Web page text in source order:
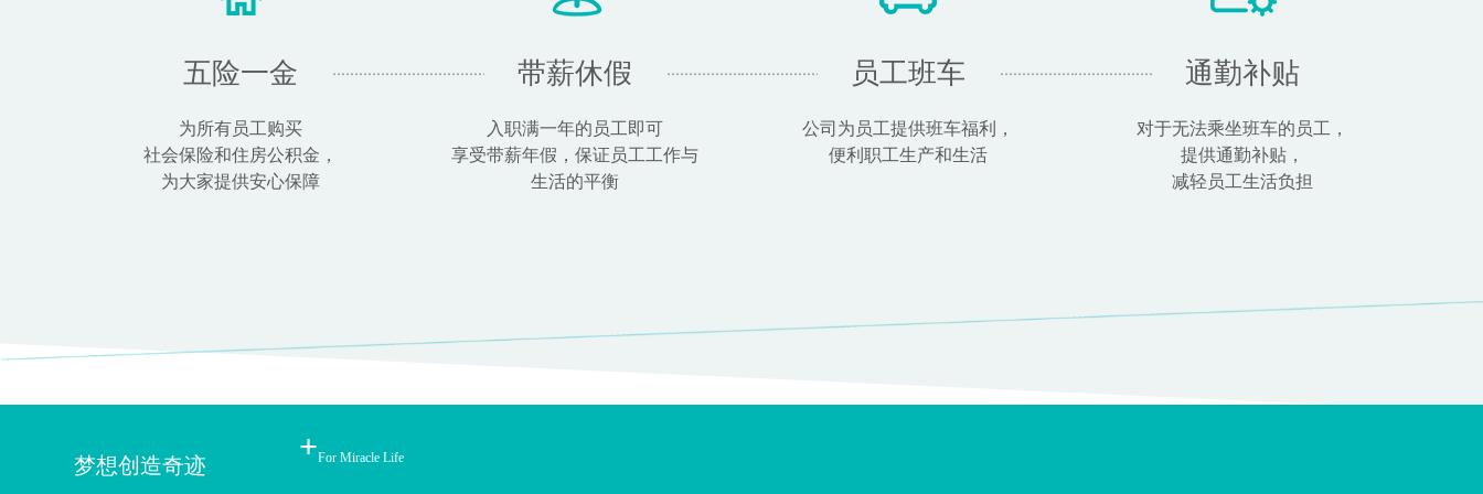
五险一金
为所有员工购买
社会保险和住房公积金，
为大家提供安心保障
带薪休假
入职满一年的员工即可
享受带薪年假，保证员工工作与
生活的平衡
员工班车
公司为员工提供班车福利，
便利职工生产和生活
通勤补贴
对于无法乘坐班车的员工，
提供通勤补贴，
减轻员工生活负担
梦想创造奇迹
+For Miracle Life